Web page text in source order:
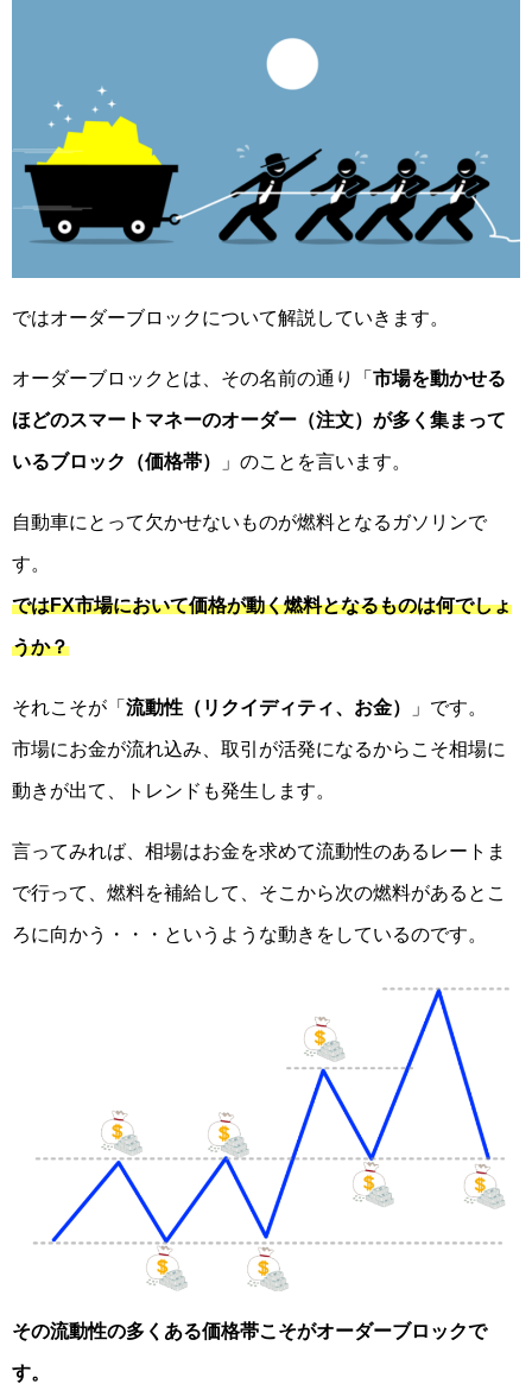
ではオーダーブロックについて解説していきます。
オーダーブロックとは、その名前の通り「市場を動かせる
ほどのスマートマネーのオーダー（注文）が多く集まって
いるブロック（価格帯） 」のことを言います。
自動車にとって欠かせないものが燃料となるガソリンで
す。
ではFX市場において価格が動く燃料となるものは何でしょ
うか？
それこそが「流動性（リクイディティ、お金） 」です。
市場にお金が流れ込み、取引が活発になるからこそ相場に
動きが出て、トレンドも発生します。
言ってみれば、相場はお金を求めて流動性のあるレートま
で行って、燃料を補給して、そこから次の燃料があるとこ
ろに向かう・・・というような動きをしているのです。
その流動性の多くある価格帯こそがオーダーブロックで
す。